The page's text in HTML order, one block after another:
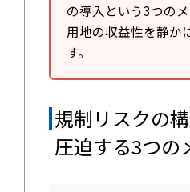
の導入という3つの
用地の収益性を静か
す。
規制リスクの
圧迫する3つの